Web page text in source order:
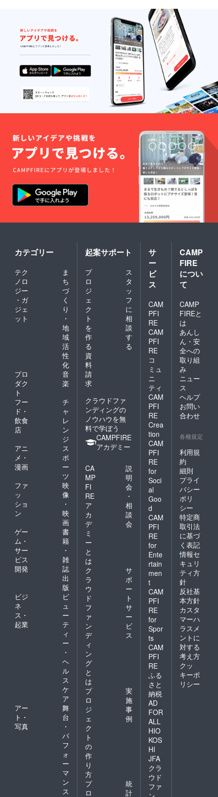
カテゴリー
テク
ノロ
ジー
・ガ
ジェ
ット
ま
ち
づ
く
り
・
地
域
活
性
化
プロ
ダク
ト
音
楽
フー
ド・
飲食
店
チ
ャ
レ
ン
ジ
アニ
メ・
漫画
ス
ポ
ー
ツ
ファ
ッ
ショ
ン
映
像
・
映
画
ゲー
ム・
サー
ビス
開発
書
籍
・
雑
誌
出
版
ビジ
ネ
ス・
起業
ビ
ュ
ー
テ
ィ
ー
・
ヘ
ル
ス
ケ
ア
アー
ト・
写真
舞
台
・
パ
フ
ォ
ー
マ
ン
ス
起案サポート
プ
ロ
ジ
ェ
ク
ト
を
作
る
ス
タ
ッ
フ
に
相
談
す
る
資
料
請
求
クラウドファ
ンディングの
ノウハウを無
料で学ぼう
CAMPFIRE
アカデミー
CA
MP
FI
RE
ア
カ
デ
ミ
ー
と
は
説
明
会
・
相
談
会
ク
ラ
ウ
ド
フ
ァ
ン
デ
ィ
ン
グ
と
は
サ
ポ
ー
ト
サ
ー
ビ
ス
プ
ロ
ジ
ェ
ク
ト
の
作
り
方
実
施
事
例
プ
ロ
統
計
サ
ー
ビ
ス
CAM
PFI
RE
CAM
PFI
RE
コ
ミュ
ニ
ティ
CAM
PFI
RE
Crea
tion
CAM
PFI
RE
for
Soci
al
Goo
d
CAM
PFI
RE
for
Ente
rtain
men
t
CAM
PFI
RE
for
Spor
ts
CAM
PFI
RE
ふる
さと
納税
AD
FOR
ALL
HIO
KOS
HI
JFA
クラ
ウド
ファ
CAMP
FIRE
につい
て
CAMP
FIREと
は
あんし
ん・安
全への
取り組
み
ニュー
ス
ヘルプ
お問い
合わせ
各種規定
利用規
約
細則
プライ
バシー
ポリ
シー
特定商
取引法
に基づ
く表記
情報セ
キュリ
ティ方
針
反社基
本方針
カスタ
マーハ
ラスメ
ントに
対する
考え方
クッ
キーポ
リシー